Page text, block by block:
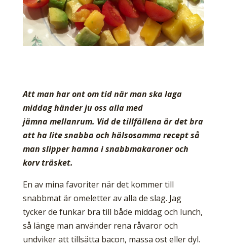
Att man har ont om tid när man ska laga
middag händer ju oss alla med
jämna mellanrum. Vid de tillfällena är det bra
att ha lite snabba och hälsosamma recept så
man slipper hamna i snabbmakaroner och
korv träsket.
En av mina favoriter när det kommer till
snabbmat är omeletter av alla de slag. Jag
tycker de funkar bra till både middag och lunch,
så länge man använder rena råvaror och
undviker att tillsätta bacon, massa ost eller dyl.